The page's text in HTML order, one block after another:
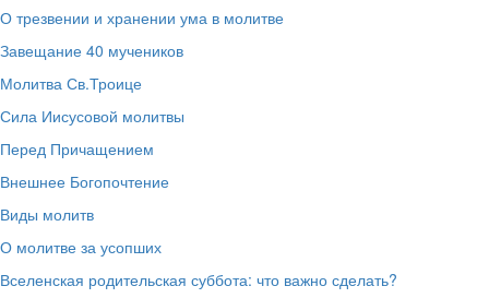
О трезвении и хранении ума в молитве
Завещание 40 мучеников
Молитва Св.Троице
Сила Иисусовой молитвы
Перед Причащением
Внешнее Богопочтение
Виды молитв
О молитве за усопших
Вселенская родительская суббота: что важно сделать?